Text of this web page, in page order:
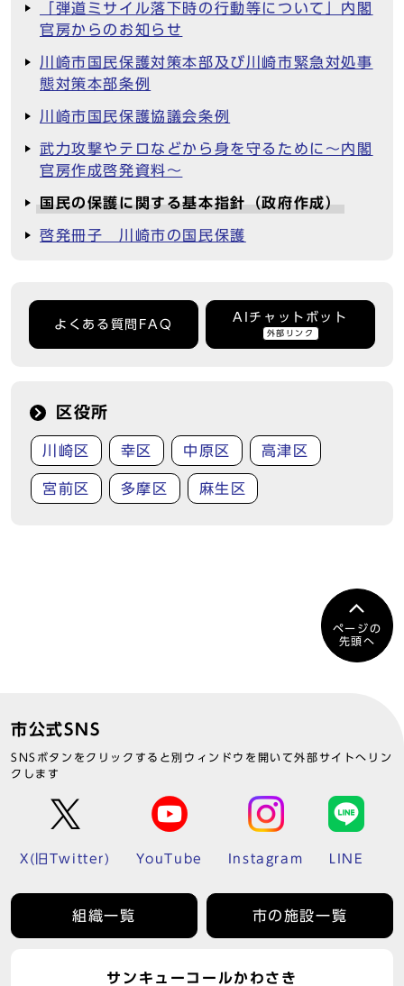
「弾道ミサイル落下時の行動等について」内閣
官房からのお知らせ
川崎市国民保護対策本部及び川崎市緊急対処事
態対策本部条例
川崎市国民保護協議会条例
武力攻撃やテロなどから身を守るために～内閣
官房作成啓発資料～
国民の保護に関する基本指針（政府作成）
啓発冊子 川崎市の国民保護
よくある質問FAQ
AIチャットボット
外部リンク
区役所
川崎区 幸区 中原区 高津区
宮前区 多摩区 麻生区
ページの
先頭へ
市公式SNS
SNSボタンをクリックすると別ウィンドウを開いて外部サイトへリン
クします
X(旧Twitter) YouTube Instagram LINE
組織一覧 市の施設一覧
サンキューコールかわさき